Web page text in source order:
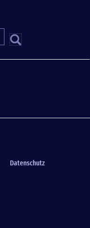
S
Datenschutz